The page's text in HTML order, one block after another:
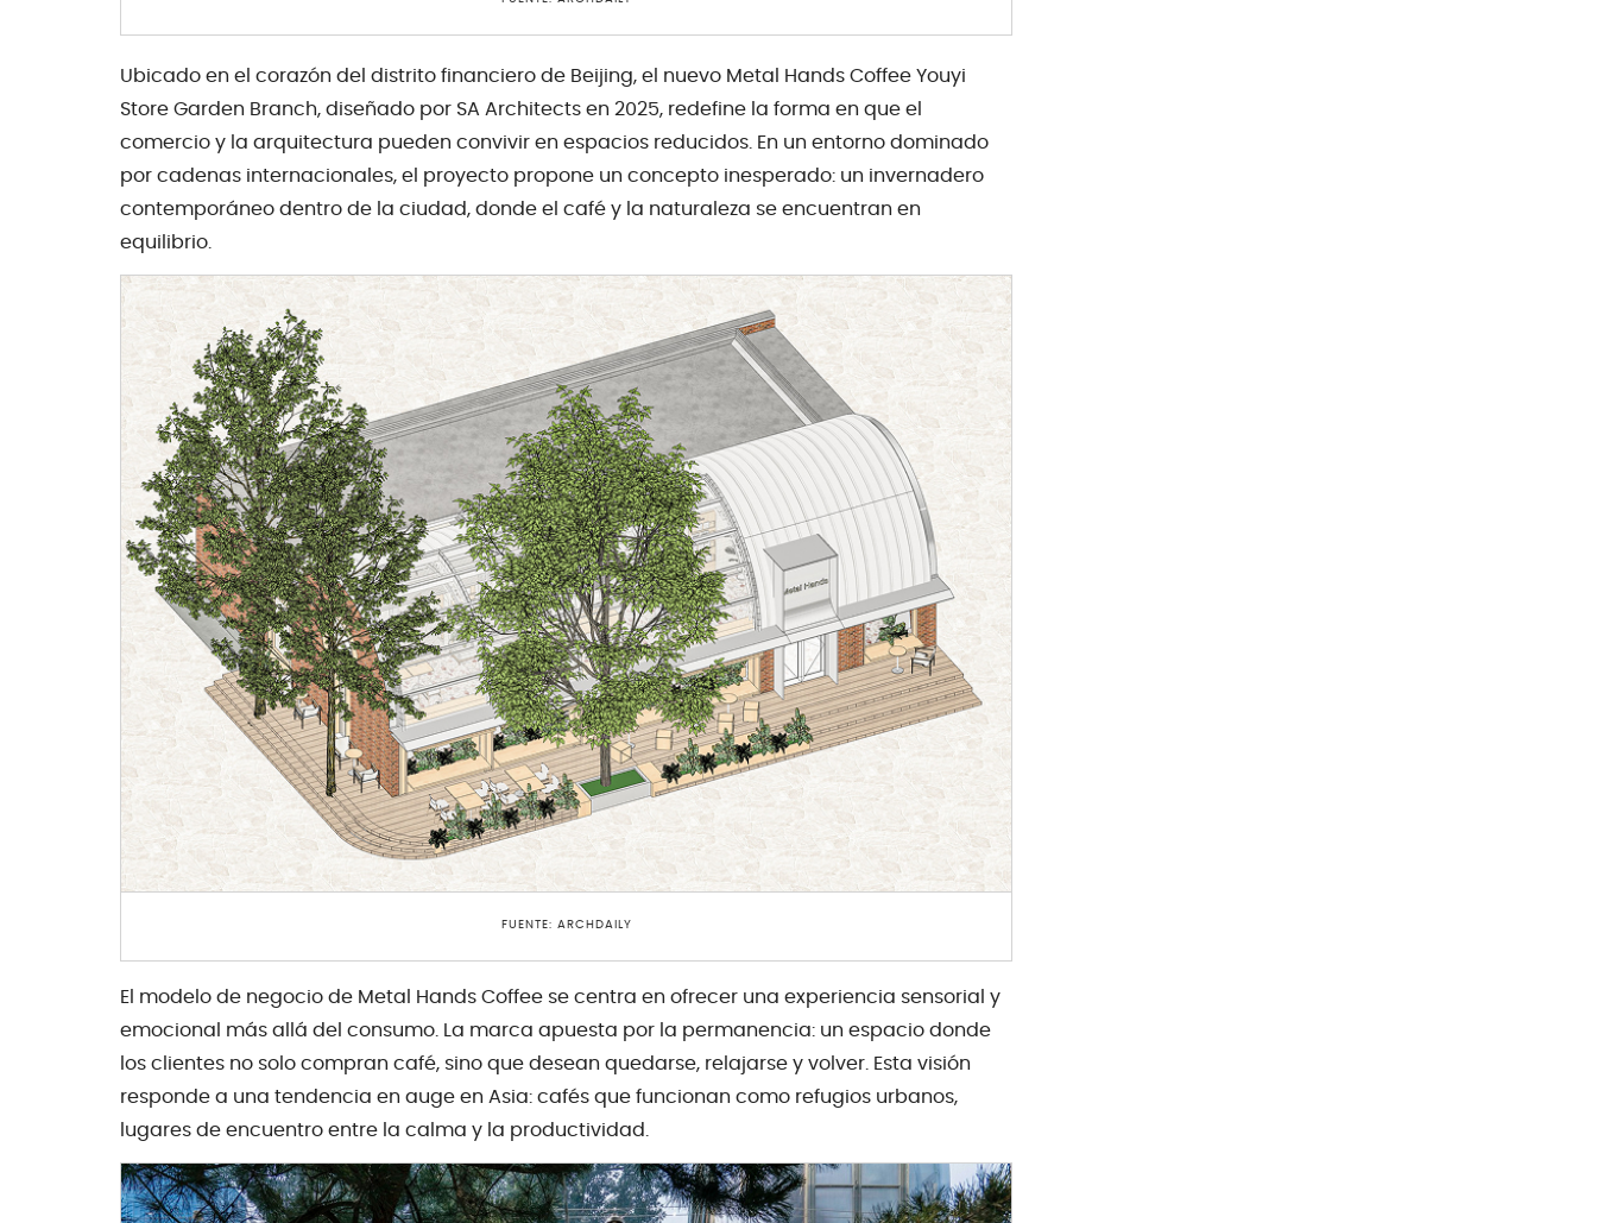
Ubicado en el corazón del distrito financiero de Beijing, el nuevo Metal Hands Coffee Youyi
Store Garden Branch, diseñado por SA Architects en 2025, redefine la forma en que el
comercio y la arquitectura pueden convivir en espacios reducidos. En un entorno dominado
por cadenas internacionales, el proyecto propone un concepto inesperado: un invernadero
contemporáneo dentro de la ciudad, donde el café y la naturaleza se encuentran en
equilibrio.
FUENTE: ARCHDAILY
El modelo de negocio de Metal Hands Coffee se centra en ofrecer una experiencia sensorial y
emocional más allá del consumo. La marca apuesta por la permanencia: un espacio donde
los clientes no solo compran café, sino que desean quedarse, relajarse y volver. Esta visión
responde a una tendencia en auge en Asia: cafés que funcionan como refugios urbanos,
lugares de encuentro entre la calma y la productividad.